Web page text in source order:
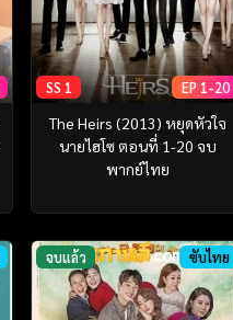
SS 1 EP 1-20
The Heirs (2013) หยุดหัวใจ
นายไฮโซ ตอนที่ 1-20 จบ
พากย์ไทย
จบแล้ว ซับไทย